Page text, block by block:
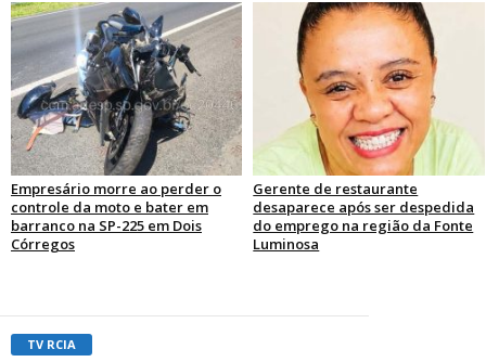
Empresário morre ao perder o
controle da moto e bater em
barranco na SP-225 em Dois
Córregos
Gerente de restaurante
desaparece após ser despedida
do emprego na região da Fonte
Luminosa
TV RCIA